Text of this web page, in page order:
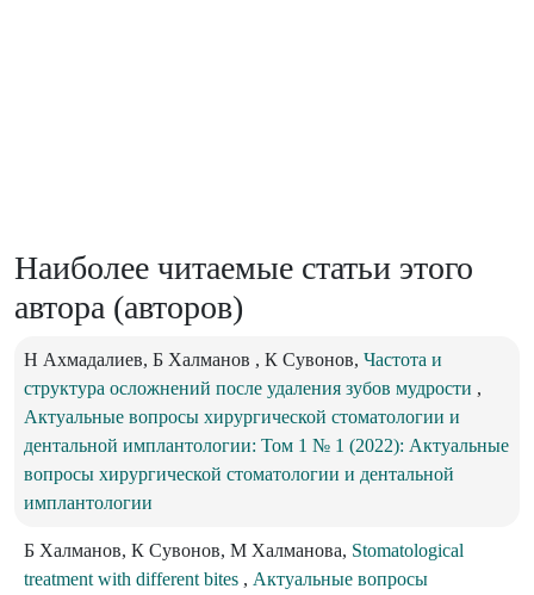
Наиболее читаемые статьи этого
автора (авторов)
Н Ахмадалиев, Б Халманов , К Сувонов, Частота и
структура осложнений после удаления зубов мудрости ,
Актуальные вопросы хирургической стоматологии и
дентальной имплантологии: Том 1 № 1 (2022): Актуальные
вопросы хирургической стоматологии и дентальной
имплантологии
Б Халманов, К Сувонов, М Халманова, Stomatological
treatment with different bites , Актуальные вопросы